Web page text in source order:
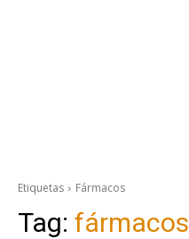
Etiquetas Fármacos
Tag: fármacos